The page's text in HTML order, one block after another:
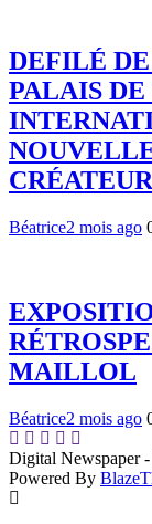
DEFILÉ DE
PALAIS
Béatrice2 mois ago
MAILLOL
Béatrice2 mois ago
Digital Newspaper
Powered By